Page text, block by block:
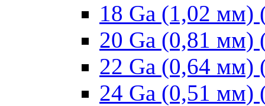
18 Ga (1,02 мм)
20 Ga (0,81 мм)
22 Ga (0,64 мм)
24 Ga (0,51 мм)